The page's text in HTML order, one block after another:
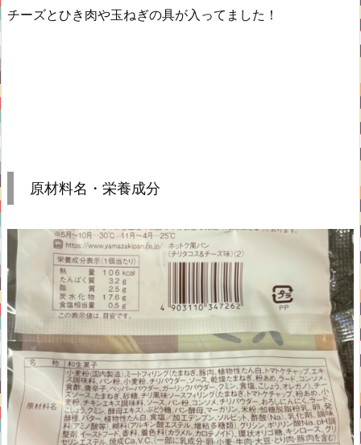
チーズとひき肉や玉ねぎの具が入ってました！
原材料名・栄養成分